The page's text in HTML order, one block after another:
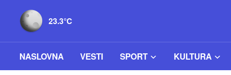
23.3°C
NASLOVNA VESTI SPORT KULTURA